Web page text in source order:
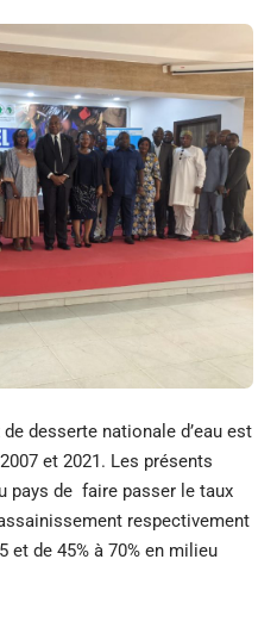
desserte nationale d’eau est
et 2021. Les présents
pays de faire passer le taux
respectivement
et de 45% à 70% en milieu